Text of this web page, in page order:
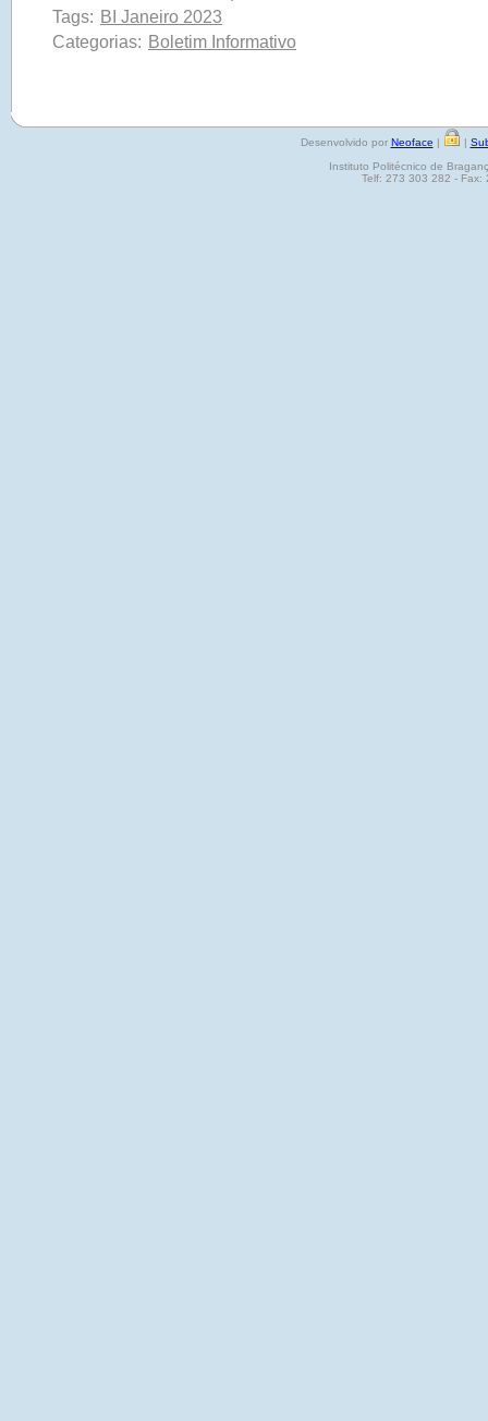
Tags: BI Janeiro 2023
Categorias: Boletim Informativo
Desenvolvido por Neoface | |
Instituto Politécnico de
Telf: 273 303 282 - Fax: